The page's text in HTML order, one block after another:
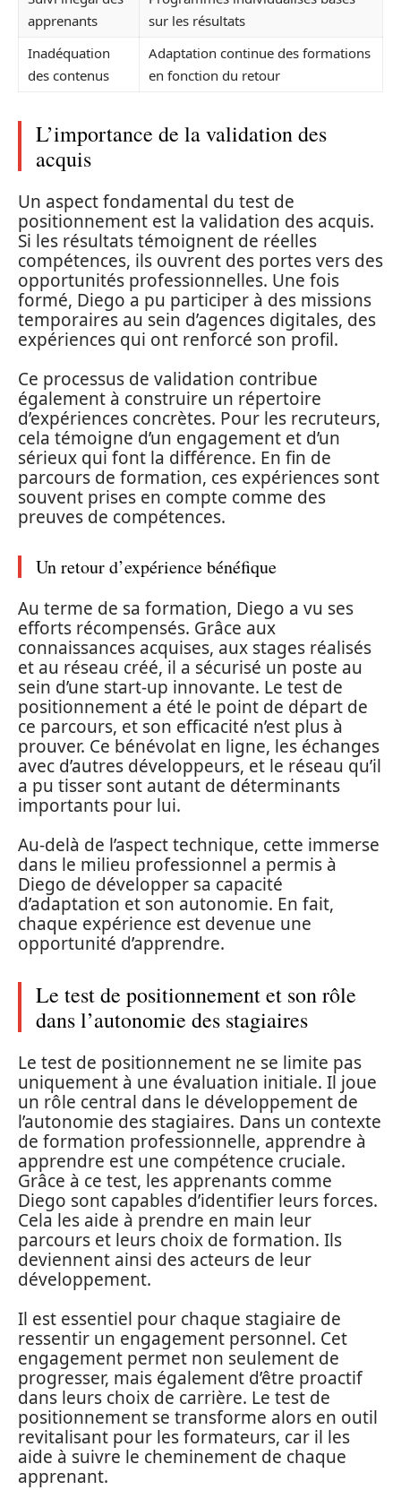
apprenants
sur les résultats
Inadéquation
des contenus
Adaptation continue des formations
en fonction du retour
L’importance de la validation des
acquis
Un aspect fondamental du test de
positionnement est la validation des acquis.
Si les résultats témoignent de réelles
compétences, ils ouvrent des portes vers des
opportunités professionnelles. Une fois
formé, Diego a pu participer à des missions
temporaires au sein d’agences digitales, des
expériences qui ont renforcé son profil.
Ce processus de validation contribue
également à construire un répertoire
d’expériences concrètes. Pour les recruteurs,
cela témoigne d’un engagement et d’un
sérieux qui font la différence. En fin de
parcours de formation, ces expériences sont
souvent prises en compte comme des
preuves de compétences.
Un retour d’expérience bénéfique
Au terme de sa formation, Diego a vu ses
efforts récompensés. Grâce aux
connaissances acquises, aux stages réalisés
et au réseau créé, il a sécurisé un poste au
sein d’une start-up innovante. Le test de
positionnement a été le point de départ de
ce parcours, et son efficacité n’est plus à
prouver. Ce bénévolat en ligne, les échanges
avec d’autres développeurs, et le réseau qu’il
a pu tisser sont autant de déterminants
importants pour lui.
Au-delà de l’aspect technique, cette immerse
dans le milieu professionnel a permis à
Diego de développer sa capacité
d’adaptation et son autonomie. En fait,
chaque expérience est devenue une
opportunité d’apprendre.
Le test de positionnement et son rôle
dans l’autonomie des stagiaires
Le test de positionnement ne se limite pas
uniquement à une évaluation initiale. Il joue
un rôle central dans le développement de
l’autonomie des stagiaires. Dans un contexte
de formation professionnelle, apprendre à
apprendre est une compétence cruciale.
Grâce à ce test, les apprenants comme
Diego sont capables d’identifier leurs forces.
Cela les aide à prendre en main leur
parcours et leurs choix de formation. Ils
deviennent ainsi des acteurs de leur
développement.
Il est essentiel pour chaque stagiaire de
ressentir un engagement personnel. Cet
engagement permet non seulement de
progresser, mais également d’être proactif
dans leurs choix de carrière. Le test de
positionnement se transforme alors en outil
revitalisant pour les formateurs, car il les
aide à suivre le cheminement de chaque
apprenant.